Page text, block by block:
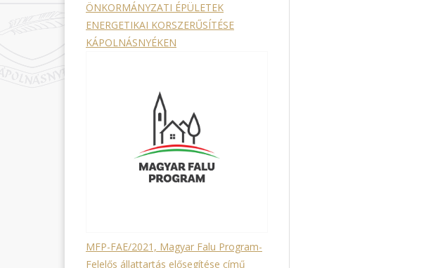
ÖNKORMÁNYZATI ÉPÜLETEK
ENERGETIKAI KORSZERŰSÍTÉSE
KÁPOLNÁSNYÉKEN
MFP-FAE/2021, Magyar Falu Program-
Felelős állattartás elősegítése című